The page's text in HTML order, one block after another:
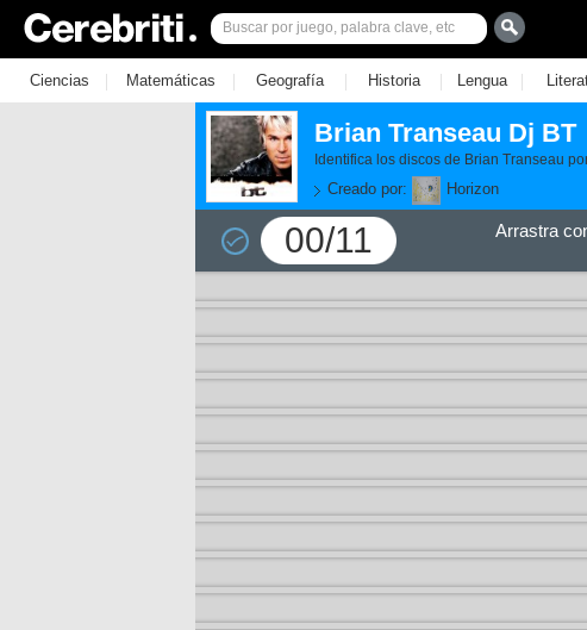
Ciencias | Matemáticas | Geografía | Historia | Lengua |
Brian Transeau Dj BT
Identifica los discos de Brian Transeau
Creado por: Horizon
00/11
Arrastra